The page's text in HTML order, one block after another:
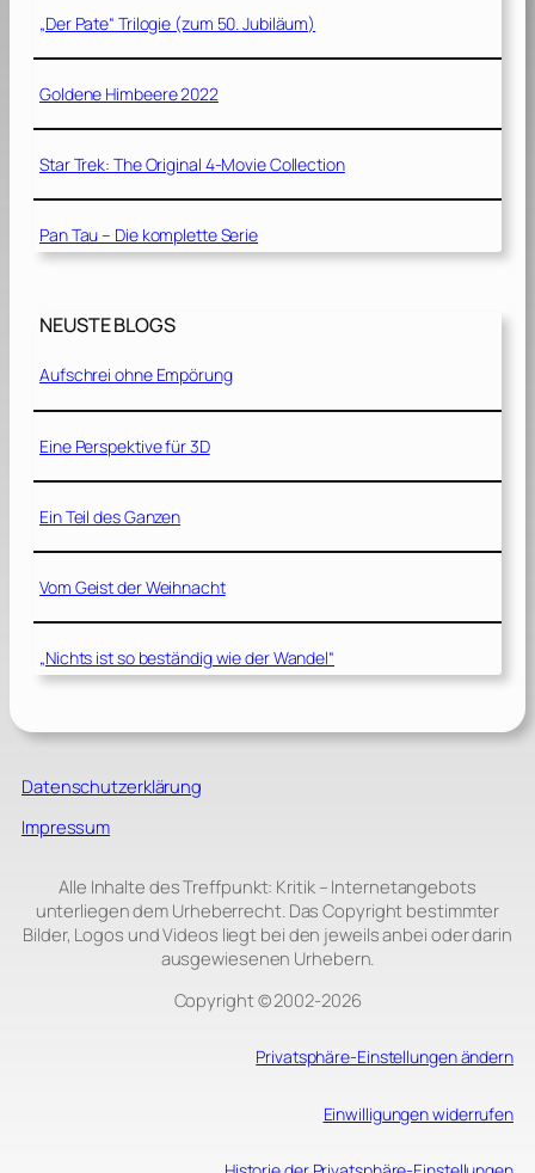
„Der Pate“ Trilogie (zum 50. Jubiläum)
Goldene Himbeere 2022
Star Trek: The Original 4-Movie Collection
Pan Tau – Die komplette Serie
NEUSTE BLOGS
Aufschrei ohne Empörung
Eine Perspektive für 3D
Ein Teil des Ganzen
Vom Geist der Weihnacht
„Nichts ist so beständig wie der Wandel“
Datenschutzerklärung
Impressum
Alle Inhalte des Treffpunkt: Kritik – Internetangebots
unterliegen dem Urheberrecht. Das Copyright bestimmter
Bilder, Logos und Videos liegt bei den jeweils anbei oder darin
ausgewiesenen Urhebern.
Copyright © 2002‑2026
Privatsphäre-Einstellungen ändern
Einwilligungen widerrufen